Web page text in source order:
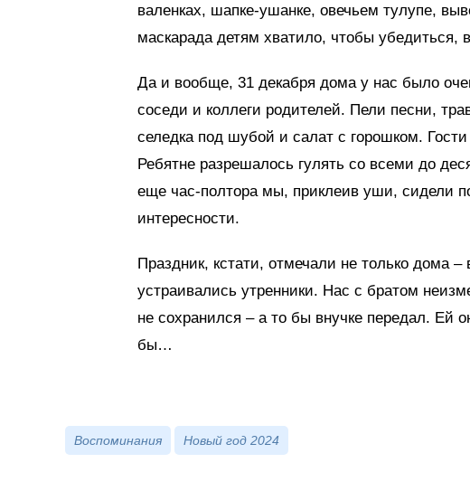
валенках, шапке-ушанке, овечьем тулупе,
маскарада детям хватило, чтобы убедиться,
Да и вообще, 31 декабря дома у нас было
соседи и коллеги родителей. Пели песни,
селедка под шубой и салат с горошком.
Ребятне разрешалось гулять со всеми до
еще час-полтора мы, приклеив уши, сидели
интересности.
Праздник, кстати, отмечали не только дома –
устраивались утренники. Нас с братом
не сохранился – а то бы внучке передал. Ей
бы…
Воспоминания Новый год 2024